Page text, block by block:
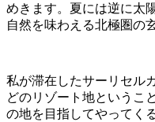
めきます。夏には逆に
自然を味わえる北極圏の
私が滞在したサーリセル
どのリゾート地というこ
の地を目指してやってく